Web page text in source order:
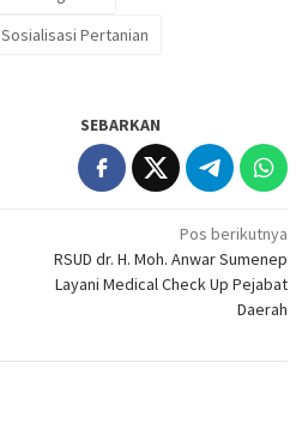
Sosialisasi Pertanian
SEBARKAN
Pos berikutnya
RSUD dr. H. Moh. Anwar Sumenep
Layani Medical Check Up Pejabat
Daerah